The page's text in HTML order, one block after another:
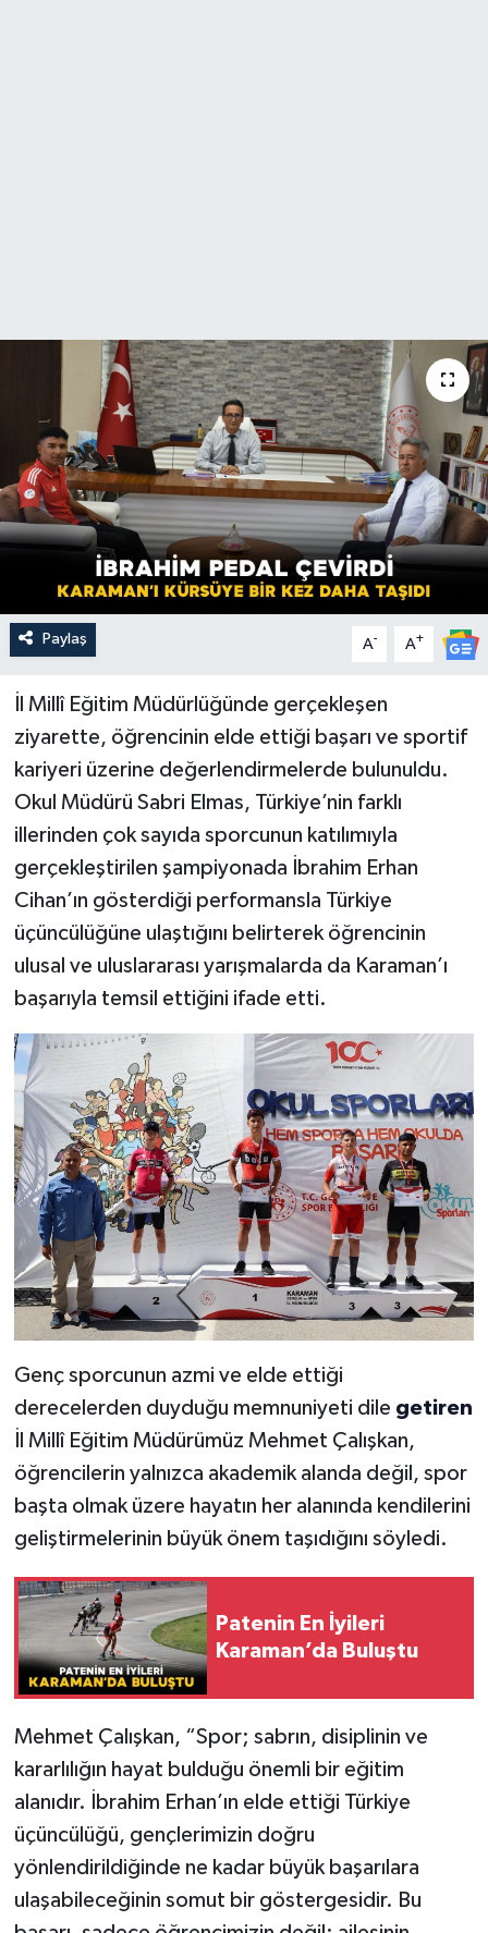
Paylaş A- A+
İl Millî Eğitim Müdürlüğünde gerçekleşen
ziyarette, öğrencinin elde ettiği başarı ve sportif
kariyeri üzerine değerlendirmelerde bulunuldu.
Okul Müdürü Sabri Elmas, Türkiye’nin farklı
illerinden çok sayıda sporcunun katılımıyla
gerçekleştirilen şampiyonada İbrahim Erhan
Cihan’ın gösterdiği performansla Türkiye
üçüncülüğüne ulaştığını belirterek öğrencinin
ulusal ve uluslararası yarışmalarda da Karaman’ı
başarıyla temsil ettiğini ifade etti.
Genç sporcunun azmi ve elde ettiği
derecelerden duyduğu memnuniyeti dile getiren
İl Millî Eğitim Müdürümüz Mehmet Çalışkan,
öğrencilerin yalnızca akademik alanda değil, spor
başta olmak üzere hayatın her alanında kendilerini
geliştirmelerinin büyük önem taşıdığını söyledi.
Patenin En İyileri
Karaman’da Buluştu
Mehmet Çalışkan, “Spor; sabrın, disiplinin ve
kararlılığın hayat bulduğu önemli bir eğitim
alanıdır. İbrahim Erhan’ın elde ettiği Türkiye
üçüncülüğü, gençlerimizin doğru
yönlendirildiğinde ne kadar büyük başarılara
ulaşabileceğinin somut bir göstergesidir. Bu